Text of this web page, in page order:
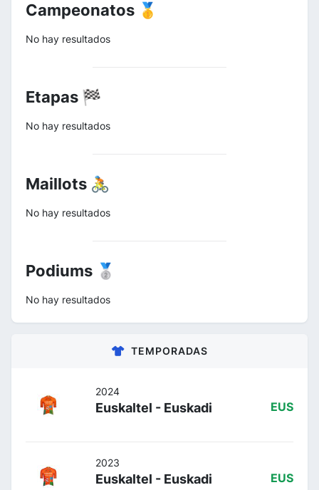
Campeonatos 🥇
No hay resultados
Etapas 🏁
No hay resultados
Maillots 🚴
No hay resultados
Podiums 🥈
No hay resultados
TEMPORADAS
2024
Euskaltel - Euskadi EUS
2023
Euskaltel - Euskadi EUS